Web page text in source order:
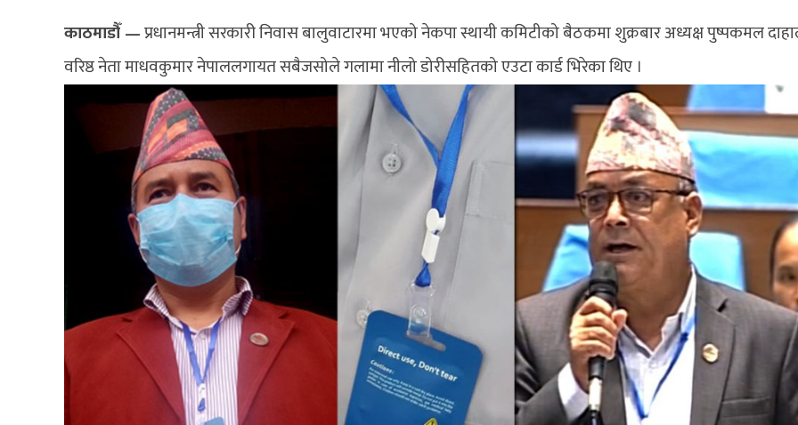
काठमाडौँ —प्रधानमन्त्री सरकारी निवास बालुवाटारमा भएको नेकपा स्थायी कमिटीको बैठकमा शुक्रबार अध्यक्ष पुष्पकमल
वरिष्ठ नेता माधवकुमार नेपाललगायत सबैजसोले गलामा नीलो डोरीसहितको एउटा कार्ड भिरेका थिए ।